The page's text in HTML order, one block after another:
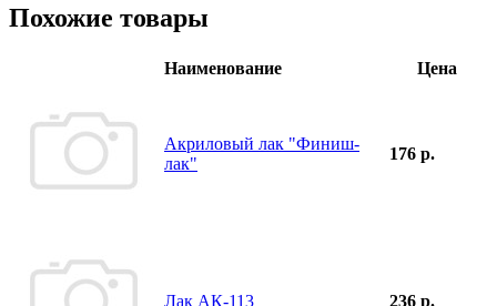
Похожие товары
Наименование Цена
Акриловый лак "Финиш-
лак"
176 р.
Лак АК-113 236 р.